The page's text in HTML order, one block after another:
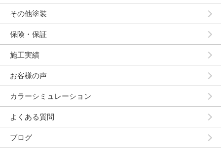
その他塗装
保険・保証
施工実績
お客様の声
カラーシミュレーション
よくある質問
ブログ